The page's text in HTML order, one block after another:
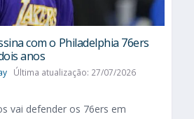
com o Philadelphia 76ers
anos
Última atualização: 27/07/2026
vai defender os 76ers em